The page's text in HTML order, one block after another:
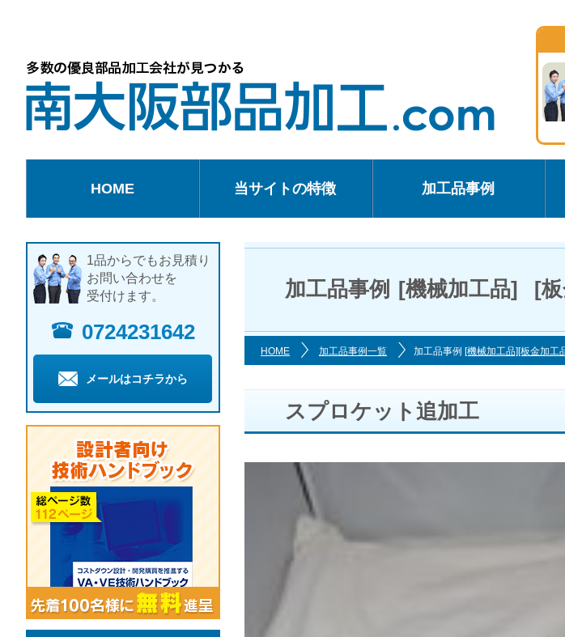
HOME 当サイトの特徴 加工品事例
加工品事例 [機械加工品] [
HOME 加工品事例一覧 加工品事例 [機械加工品][板金加工
スプロケット追加工
1品からでもお見積り
お問い合わせを
受付けます。
0724231642
メールはコチラから